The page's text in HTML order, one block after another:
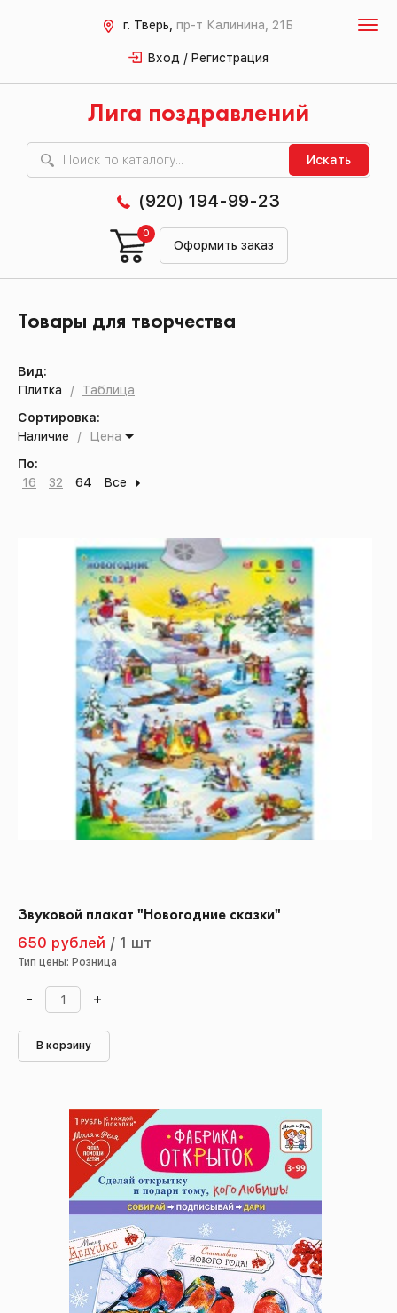
г. Тверь, пр-т Калинина, 21Б
Вход / Регистрация
Лига поздравлений
Искать
(920) 194-99-23
Оформить заказ
0
Товары для творчества
Вид:
Плитка
/
Таблица
Сортировка:
Наличие
/
Цена
По:
16
32 64 Все
Звуковой плакат "Новогодние сказки"
650 рублей / 1 шт
Тип цены: Розница
- +
В корзину